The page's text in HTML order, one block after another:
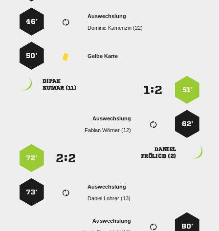
Auswechslung
  
46’
Gelbe Karte
50’
51’
:

 
62’
Auswechslung
  

 
:
72’
Auswechslung
  
73’
80’
Auswechslung